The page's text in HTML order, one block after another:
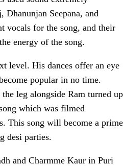
Seepana, and
vocals for the song, and their
energy of the song.
level. His dances offer an eye
popular in no time.
leg alongside Ram turned up
which was filmed
This song will become a prime
desi parties.
and Charmme Kaur in Puri